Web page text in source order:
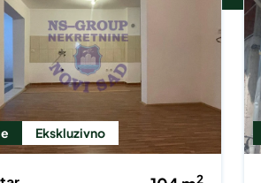
Ekskluzivno
2